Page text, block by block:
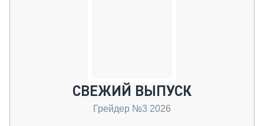
СВЕЖИЙ ВЫПУСК
Грейдер №3 2026